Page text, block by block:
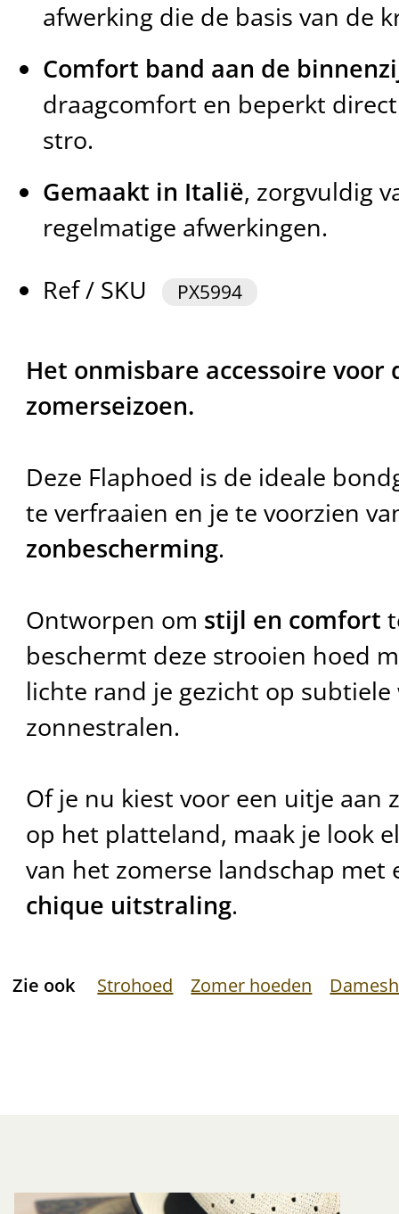
afwerking die de basis van de
Comfort band aan de
draagcomfort en beperkt
stro.
Gemaakt in Italië, zorgvuldig
regelmatige afwerkingen.
Ref / SKU
PX5994
Het onmisbare accessoire voor
zomerseizoen.
Deze Flaphoed is de ideale
te verfraaien en je te voorzien
zonbescherming.
Ontworpen om stijl en comfort
beschermt deze strooien hoed
lichte rand je gezicht op subtiele
zonnestralen.
Of je nu kiest voor een uitje aan
op het platteland, maak je look
van het zomerse landschap met
chique uitstraling.
Zie ook Strohoed Zomer hoeden